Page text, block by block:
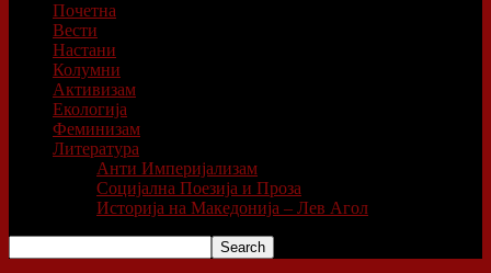
Почетна
Вести
Настани
Колумни
Активизам
Екологија
Феминизам
Литература
Анти Империјализам
Социјална Поезија и Проза
Историја на Македонија – Лев Агол